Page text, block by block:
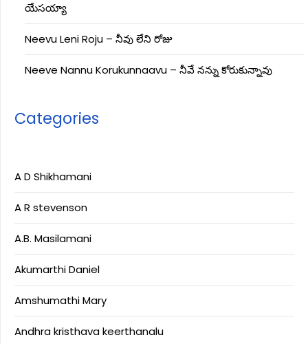
యేసయ్యా
Neevu Leni Roju – నీవు లేని రోజు
Neeve Nannu Korukunnaavu – నీవే నన్ను కోరుకున్నావు
Categories
A D Shikhamani
A R stevenson
A.B. Masilamani
Akumarthi Daniel
Amshumathi Mary
Andhra kristhava keerthanalu